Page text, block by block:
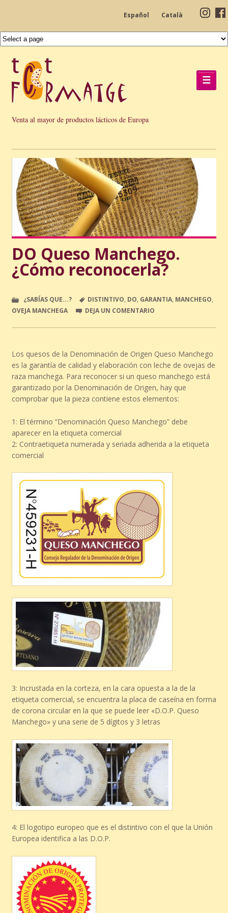
Español Català
Venta al mayor de productos lácticos de Europa
☰
DO Queso Manchego.
¿Cómo reconocerla?
¿SABÍAS QUE...? DISTINTIVO, DO, GARANTIA, MANCHEGO,
OVEJA MANCHEGA
DEJA UN COMENTARIO
Los quesos de la Denominación de Origen Queso Manchego
es la garantía de calidad y elaboración con leche de ovejas de
raza manchega. Para reconocer si un queso manchego está
garantizado por la Denominación de Origen, hay que
comprobar que la pieza contiene estos elementos:
1: El término “Denominación Queso Manchego” debe
aparecer en la etiqueta comercial
2: Contraetiqueta numerada y seriada adherida a la etiqueta
comercial
3: Incrustada en la corteza, en la cara opuesta a la de la
etiqueta comercial, se encuentra la placa de caseína en forma
de corona circular en la que se puede leer «D.O.P. Queso
Manchego» y una serie de 5 dígitos y 3 letras
4: El logotipo europeo que es el distintivo con el que la Unión
Europea identifica a las D.O.P.